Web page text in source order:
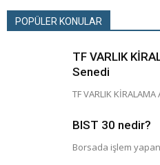
POPÜLER KONULAR
TF VARLIK
Senedi
TF VARLIK KİRALAMA
BIST 30 nedir?
Borsada işlem yapan